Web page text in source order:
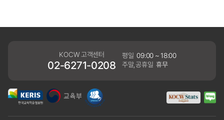
KOCW 고객센터
02-6271-0208
평일 09:00 ~ 18:00
주말,공휴일 휴무